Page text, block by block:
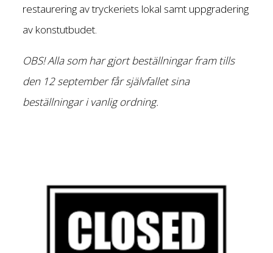
restaurering av tryckeriets lokal samt uppgradering
av konstutbudet.
OBS! Alla som har gjort beställningar fram tills
den 12 september får självfallet sina
beställningar i vanlig ordning.